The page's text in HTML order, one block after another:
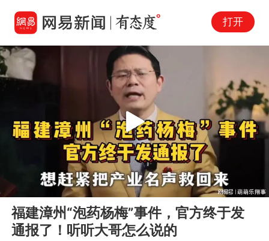
打开
00:00 03:23
Play
福建漳州“泡药杨梅”事件，官方终于发
通报了！听听大哥怎么说的